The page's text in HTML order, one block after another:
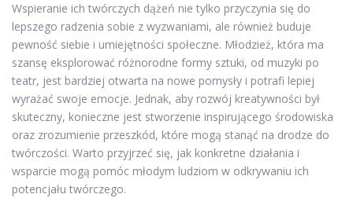
Wspieranie ich twórczych dążeń nie tylko przyczynia się do
lepszego radzenia sobie z wyzwaniami, ale również buduje
pewność siebie i umiejętności społeczne. Młodzież, która ma
szansę eksplorować różnorodne formy sztuki, od muzyki po
teatr, jest bardziej otwarta na nowe pomysły i potrafi lepiej
wyrażać swoje emocje. Jednak, aby rozwój kreatywności był
skuteczny, konieczne jest stworzenie inspirującego środowiska
oraz zrozumienie przeszkód, które mogą stanąć na drodze do
twórczości. Warto przyjrzeć się, jak konkretne działania i
wsparcie mogą pomóc młodym ludziom w odkrywaniu ich
potencjału twórczego.